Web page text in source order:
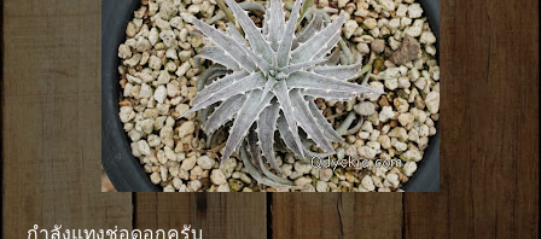
กำลังแทงช่อดอกครับ